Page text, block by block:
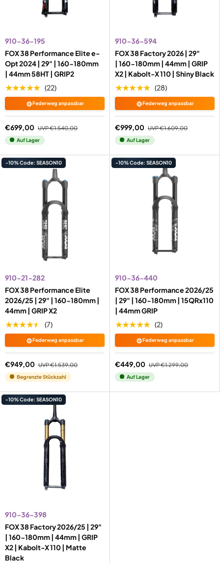
910-36-195
FOX 38 Performance Elite e-
Opt 2024 | 29" | 160-180mm
| 44mm 58HT | GRIP2
★★★★★ (22)
⚙️Federweg anpassbar
€699,00 UVP€1.540,00
Auf Lager
910-36-594
FOX 38 Factory 2026 | 29"
| 160-180mm | 44mm | GRIP
X2 | Kabolt-X 110 | Shiny Black
★★★★★ (28)
⚙️Federweg anpassbar
€999,00 UVP€1.609,00
Auf Lager
-10% Code: SEASON10
910-21-282
FOX 38 Performance Elite
2026/25 | 29" | 160-180mm |
44mm | GRIP X2
★★★★★ (7)
⚙️Federweg anpassbar
€949,00 UVP€1.539,00
Begrenzte Stückzahl
-10% Code: SEASON10
910-36-440
FOX 38 Performance 2026/25
| 29" | 160-180mm | 15QRx110
| 44mm GRIP
★★★★★ (2)
⚙️Federweg anpassbar
€449,00 UVP€1.299,00
Auf Lager
-10% Code: SEASON10
910-36-398
FOX 38 Factory 2026/25 | 29"
| 160-180mm | 44mm | GRIP
X2 | Kabolt-X 110 | Matte
Black